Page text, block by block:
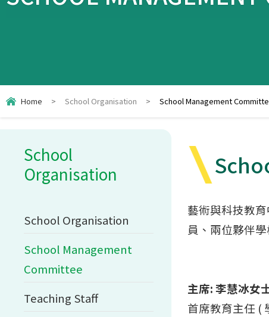
Home > School Organisation > School Management
藝術與科技教
員、兩位夥伴
主席: 李慧冰女
首席教育主任 (
School
Organisation
School Organisation
School Management
Committee
Teaching Staff